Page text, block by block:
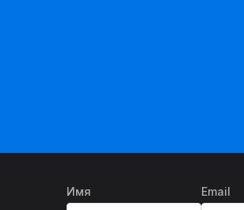
Имя Email